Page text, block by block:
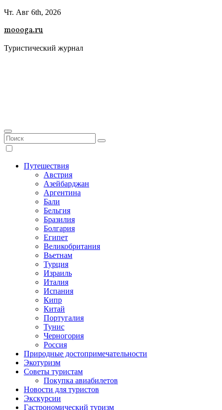
Чт. Авг 6th, 2026
moooga.ru
Туристический журнал
Путешествия
Австрия
Азейбарджан
Аргентина
Бали
Бельгия
Бразилия
Болгария
Египет
Великобритания
Вьетнам
Турция
Израиль
Италия
Испания
Кипр
Китай
Португалия
Тунис
Черногория
Россия
Природные достопримечательности
Экотуризм
Советы туристам
Покупка авиабилетов
Новости для туристов
Экскурсии
Гастрономический туризм